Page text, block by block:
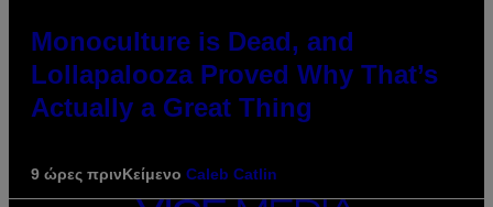
Monoculture is Dead, and
Lollapalooza Proved Why That’s
Actually a Great Thing
9 ώρες πρινΚείμενο Caleb Catlin